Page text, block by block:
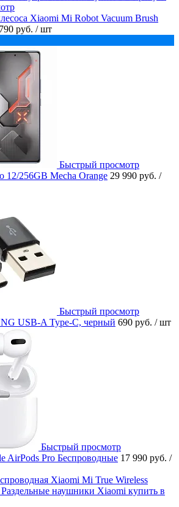
Xiaomi Mi Robot Vacuum Brush
790 руб. / шт
Быстрый просмотр
12/256GB Mecha Orange 29 990 руб. /
Быстрый просмотр
USB-A Type-C, черный 690 руб. / шт
Быстрый просмотр
AirPods Pro Беспроводные 17 990 руб. /